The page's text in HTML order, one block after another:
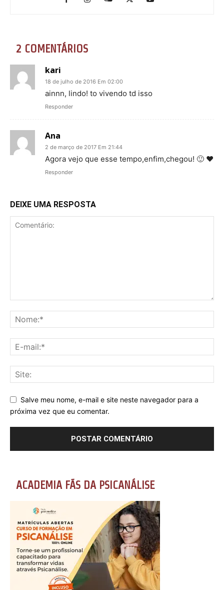
2 COMENTÁRIOS
kari
18 de julho de 2016 Em 02:00
ainnn, lindo! to vivendo td isso
Responder
Ana
2 de março de 2017 Em 21:44
Agora vejo que esse tempo,enfim,chegou! 🙂 ♥
Responder
DEIXE UMA RESPOSTA
Salve meu nome, e-mail e site neste navegador para a
próxima vez que eu comentar.
ACADEMIA FÃS DA PSICANÁLISE